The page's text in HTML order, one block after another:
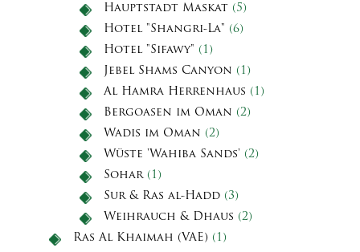
Hauptstadt Maskat (5)
Hotel "Shangri-La" (6)
Hotel "Sifawy" (1)
Jebel Shams Canyon (1)
Al Hamra Herrenhaus (1)
Bergoasen im Oman (2)
Wadis im Oman (2)
Wüste 'Wahiba Sands' (2)
Sohar(1)
Sur & Ras al-Hadd (3)
Weihrauch & Dhaus (2)
Ras Al Khaimah (VAE) (1)